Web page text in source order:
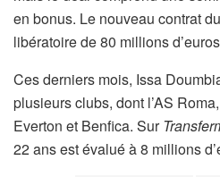
en bonus. Le nouveau contrat
libératoire de 80 millions
Ces derniers mois, Issa
plusieurs clubs, dont l’AS
Everton et Benfica. Sur
22 ans est évalué à 8 millions